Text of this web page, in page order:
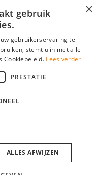
×
gebruik
gebruikerservaring te
stemt u in met alle
Cookiebeleid. Lees verder
PRESTATIE
ALLES AFWIJZEN